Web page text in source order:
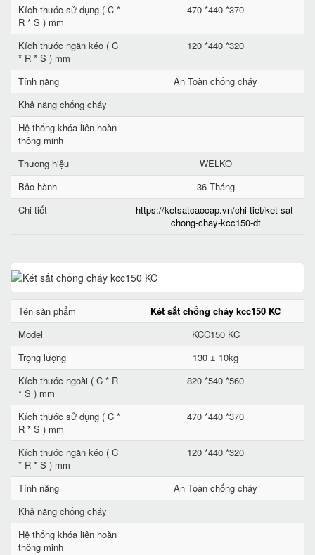
Kích thước sử dụng ( C *
R * S ) mm
470 *440 *370
Kích thước ngăn kéo ( C
* R * S ) mm
120 *440 *320
Tính năng
An Toàn chống cháy
Khả năng chống cháy
Hệ thống khóa liên hoàn
thông minh
Thương hiệu
WELKO
Bảo hành
36 Tháng
Chi tiết
https://ketsatcaocap.vn/chi-tiet/ket-sat-
chong-chay-kcc150-dt
Tên sản phẩm
Két sắt chống cháy kcc150 KC
Model
KCC150 KC
Trọng lượng
130 ± 10kg
Kích thước ngoài ( C * R
* S ) mm
820 *540 *560
Kích thước sử dụng ( C *
R * S ) mm
470 *440 *370
Kích thước ngăn kéo ( C
* R * S ) mm
120 *440 *320
Tính năng
An Toàn chống cháy
Khả năng chống cháy
Hệ thống khóa liên hoàn
thông minh